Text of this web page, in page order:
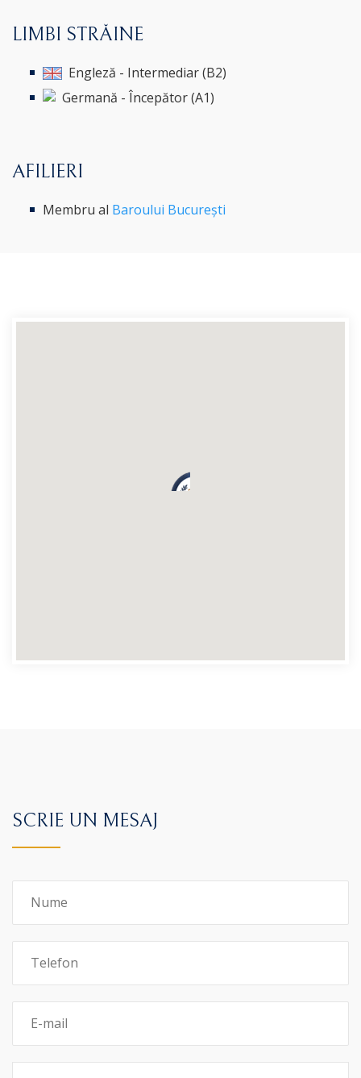
LIMBI STRĂINE
Engleză - Intermediar (B2)
Germană - Începător (A1)
AFILIERI
Membru al Baroului București
SCRIE UN MESAJ